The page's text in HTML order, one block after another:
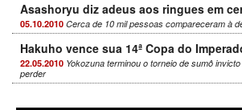
Asashoryu diz adeus aos ringues em
05.10.2010 Cerca de 10 mil pessoas compareceram à
Hakuho vence sua 14ª Copa do
22.05.2010 Yokozuna terminou o torneio de sumô
perder